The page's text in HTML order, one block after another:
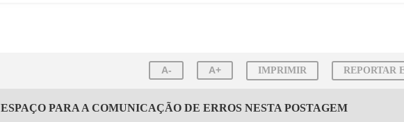
A- A+ IMPRIMIR REPORTAR
ESPAÇO PARA A COMUNICAÇÃO DE ERROS NESTA POSTAGEM